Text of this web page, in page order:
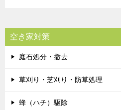
空き家対策
庭石処分・撤去
草刈り・芝刈り・防草処理
蜂（ハチ）駆除